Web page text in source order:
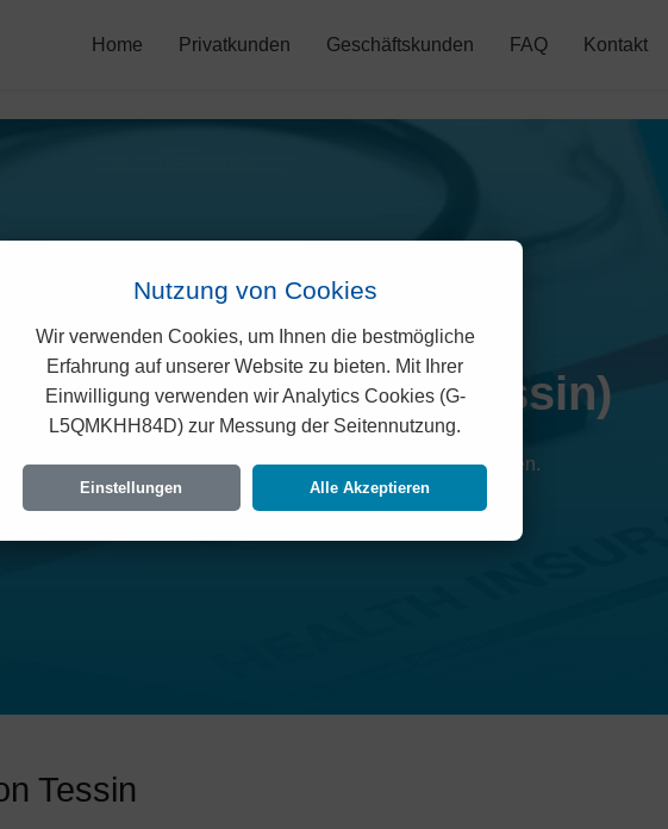
Home Privatkunden Geschäftskunden FAQ Kontakt
Prämien 2026 (Tessin)
Übersicht der monatlichen Kosten für alle Altersgruppen.
Tessin
Nutzung von Cookies
Wir verwenden Cookies, um Ihnen die bestmögliche
Erfahrung auf unserer Website zu bieten. Mit Ihrer
Einwilligung verwenden wir Analytics Cookies (G-
L5QMKHH84D) zur Messung der Seitennutzung.
Einstellungen Alle Akzeptieren